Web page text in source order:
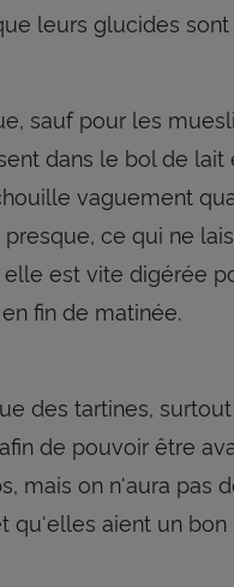
leurs glucides
sauf pour les
dans le bol de
vaguement
ce qui ne
elle est vite digérée
fin de matinée.
des tartines,
de pouvoir être
mais on n'aura pas
qu'elles aient un